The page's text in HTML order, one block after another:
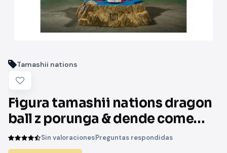
Tamashii nations
Figura tamashii nations dragon
ball z porunga & dende come
forth genuine shenron!! s.h.
Sin valoracionesPreguntas respondidas